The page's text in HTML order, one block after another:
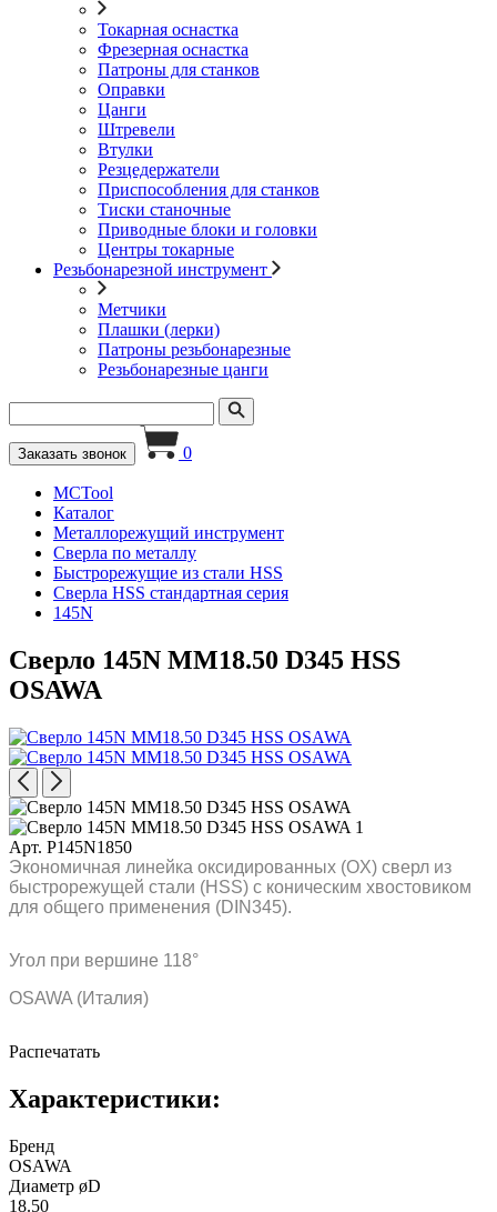
Токарная оснастка
Фрезерная оснастка
Патроны для станков
Оправки
Цанги
Штревели
Втулки
Резцедержатели
Приспособления для станков
Тиски станочные
Приводные блоки и головки
Центры токарные
Резьбонарезной инструмент
Метчики
Плашки (лерки)
Патроны резьбонарезные
Резьбонарезные цанги
Заказать звонок 0
MCTool
Каталог
Металлорежущий инструмент
Сверла по металлу
Быстрорежущие из стали HSS
Сверла HSS стандартная серия
145N
Сверло 145N MM18.50 D345 HSS
OSAWA
Арт. P145N1850
Экономичная линейка оксидированных (OX) сверл из
быстрорежущей стали (HSS) с коническим хвостовиком
для общего применения (DIN345).
Угол при вершине 118°
OSAWA (Италия)
Распечатать
Характеристики:
Бренд
OSAWA
Диаметр øD
18.50